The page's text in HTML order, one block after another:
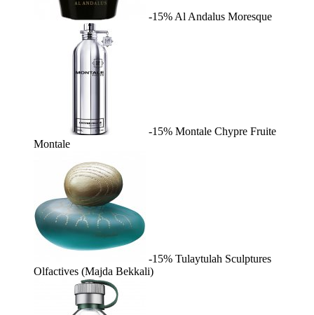
-15% Al Andalus Moresque
-15% Montale Chypre Fruite
Montale
-15% Tulaytulah Sculptures
Olfactives (Majda Bekkali)